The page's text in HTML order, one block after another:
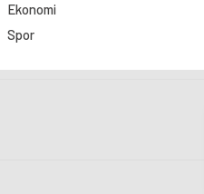
Ekonomi
Spor